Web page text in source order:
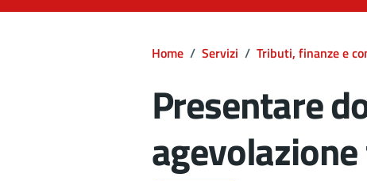
Home / Servizi / Tributi, finanze e
Presentare